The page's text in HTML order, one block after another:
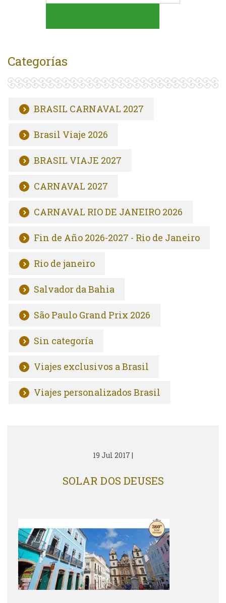
Categorías
BRASIL CARNAVAL 2027
Brasil Viaje 2026
BRASIL VIAJE 2027
CARNAVAL 2027
CARNAVAL RIO DE JANEIRO 2026
Fin de Año 2026-2027 - Rio de Janeiro
Rio de janeiro
Salvador da Bahia
São Paulo Grand Prix 2026
Sin categoría
Viajes exclusivos a Brasil
Viajes personalizados Brasil
19 Jul 2017 |
SOLAR DOS DEUSES